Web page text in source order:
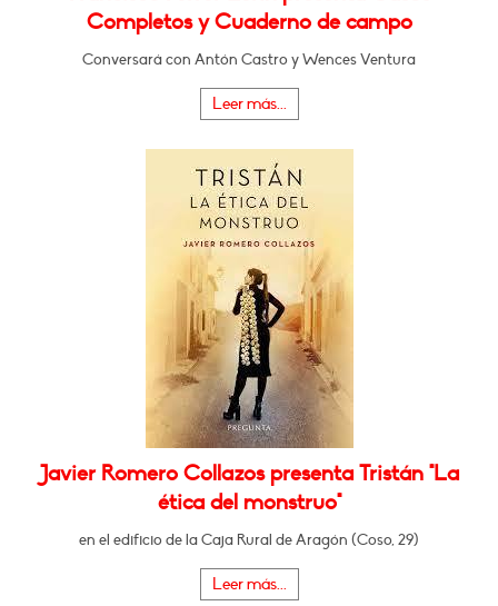
Completos y Cuaderno de campo
Conversará con Antón Castro y Wences Ventura
Leer más...
Javier Romero Collazos presenta Tristán "La
ética del monstruo"
en el edificio de la Caja Rural de Aragón (Coso, 29)
Leer más...